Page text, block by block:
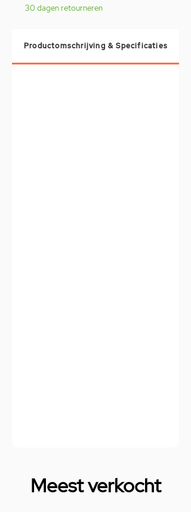
30 dagen retourneren
Productomschrijving & Specificaties
Meest verkocht